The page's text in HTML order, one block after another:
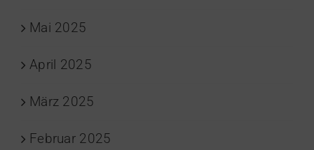
Mai 2025
April 2025
März 2025
Februar 2025